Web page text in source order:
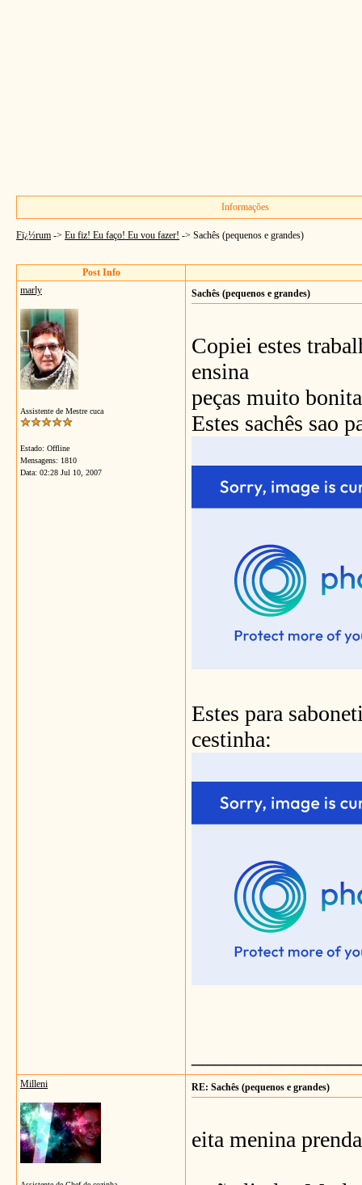
Informações
Fï¿½rum -> Eu fiz! Eu faço! Eu vou fazer! -> Sachês (pequenos e grandes)
Post Info
marly
Assistente de Mestre cuca
Estado: Offline
Mensagens: 1810
Data: 02:28 Jul 10, 2007
Sachês (pequenos e grandes)
Copiei estes
ensina
peças muito
Estes sachês sao
Estes para
cestinha:
Milleni RE: Sachês (pequenos e grandes)
eita menina